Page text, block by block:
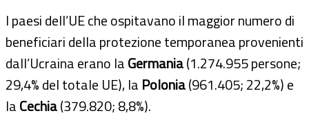
I paesi dell’UE che ospitavano il maggior numero di
beneficiari della protezione temporanea provenienti
dall’Ucraina erano laGermania(1.274.955 persone;
29,4% del totale UE), la Polonia(961.405; 22,2%) e
laCechia(379.820; 8,8%).